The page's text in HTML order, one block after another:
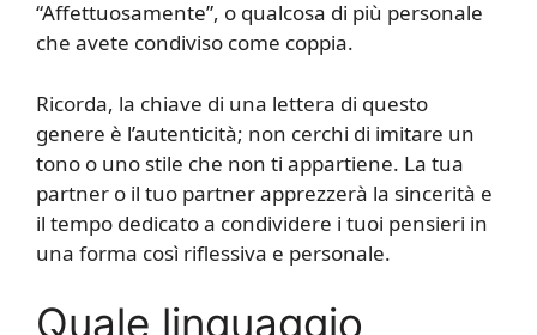
“Affettuosamente”, o qualcosa di più personale
che avete condiviso come coppia.
Ricorda, la chiave di una lettera di questo
genere è l’autenticità; non cerchi di imitare un
tono o uno stile che non ti appartiene. La tua
partner o il tuo partner apprezzerà la sincerità e
il tempo dedicato a condividere i tuoi pensieri in
una forma così riflessiva e personale.
Quale linguaggio